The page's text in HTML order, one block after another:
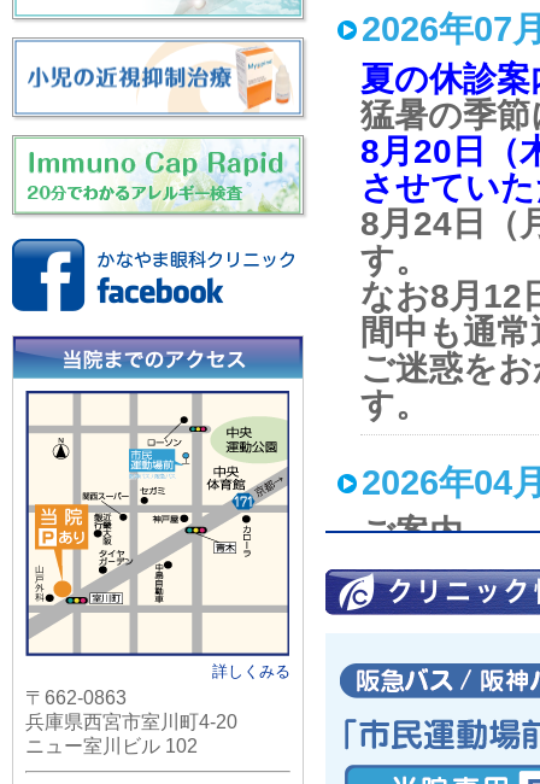
詳しくみる
〒662-0863
兵庫県西宮市室川町4-20
ニュー室川ビル 102
2026年07
夏の休診案
猛暑の季
8月20日（
させてい
8月24日（
す。
なお8月12
間中も通
ご迷惑を
す。
2026年04
ご案内
2026年5月
トレンズ
よろしく
2026年04